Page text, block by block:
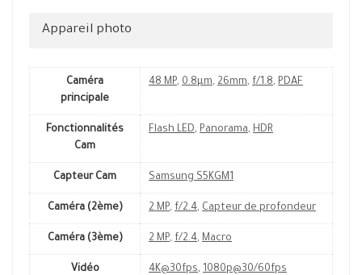
Appareil photo
Caméra
principale
48 MP, 0.8µm, 26mm, f/1.8, PDAF
Fonctionnalités
Cam
Flash LED, Panorama, HDR
Capteur Cam Samsung S5KGM1
Caméra (2ème) 2 MP, f/2.4, Capteur de profondeur
Caméra (3ème) 2 MP, f/2.4, Macro
Vidéo 4K@30fps, 1080p@30/60fps